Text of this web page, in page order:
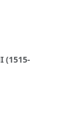
(1515-